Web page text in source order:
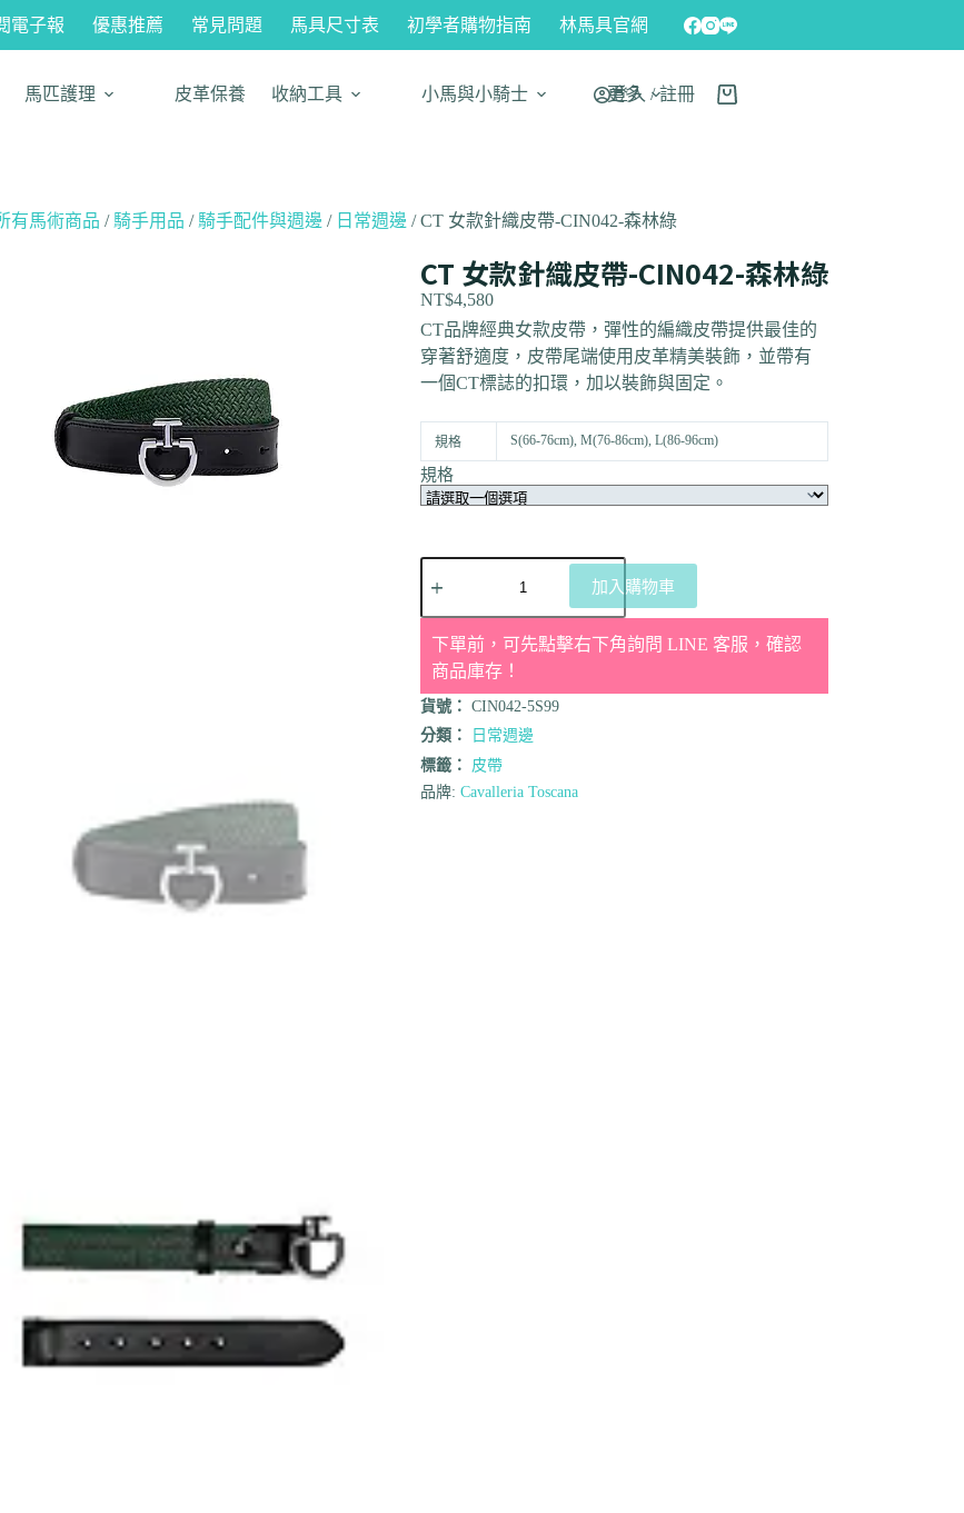
電子報 優惠推薦 常見問題 馬具尺寸表 初學者購物指南 林馬具官網
馬匹護理 皮革保養 收納工具 小馬與小騎士 更多
登入 / 註冊
有馬術商品 / 騎手用品 / 騎手配件與週邊 / 日常週邊 / CT 女款針織皮帶-CIN042-森林綠
CT 女款針織皮帶-CIN042-森林綠
NT$4,580
CT品牌經典女款皮帶，彈性的編織皮帶提供最佳的
穿著舒適度，皮帶尾端使用皮革精美裝飾，並帶有
一個CT標誌的扣環，加以裝飾與固定。
規格 S(66-76cm), M(76-86cm), L(86-96cm)
規格
加入購物車
下單前，可先點擊右下角詢問 LINE 客服，確認
商品庫存！
貨號： CIN042-5S99
分類：
日常週邊
標籤：
皮帶
品牌: Cavalleria Toscana